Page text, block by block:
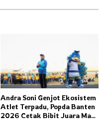
Andra Soni Genjot Ekosistem
Atlet Terpadu, Popda Banten
2026 Cetak Bibit Juara Masa